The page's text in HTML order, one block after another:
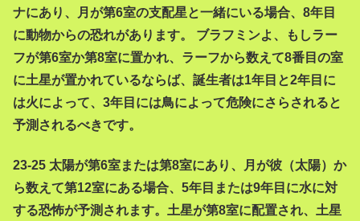
ナにあり、月が第6室の支配星と一緒にいる場合、8年目
に動物からの恐れがあります。 ブラフミンよ、もしラー
フが第6室か第8室に置かれ、ラーフから数えて8番目の室
に土星が置かれているならば、誕生者は1年目と2年目に
は火によって、3年目には鳥によって危険にさらされると
予測されるべきです。
23-25 太陽が第6室または第8室にあり、月が彼（太陽）か
ら数えて第12室にある場合、5年目または9年目に水に対
する恐怖が予測されます。土星が第8室に配置され、土星